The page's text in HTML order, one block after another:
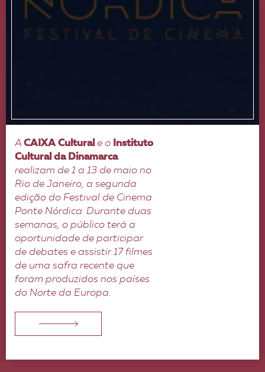
A CAIXA Cultural e o Instituto
Cultural da Dinamarca
realizam de 1 a 13 de maio no
Rio de Janeiro, a segunda
edição do Festival de Cinema
Ponte Nórdica. Durante duas
semanas, o público terá a
oportunidade de participar
de debates e assistir 17 filmes
de uma safra recente que
foram produzidos nos países
do Norte da Europa.